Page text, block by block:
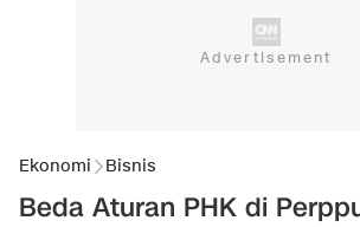
Ekonomi Bisnis
Beda Aturan PHK di